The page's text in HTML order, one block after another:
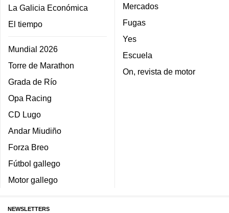
La Galicia Económica
El tiempo
Mundial 2026
Torre de Marathon
Grada de Río
Opa Racing
CD Lugo
Andar Miudiño
Forza Breo
Fútbol gallego
Motor gallego
Mercados
Fugas
Yes
Escuela
On, revista de motor
NEWSLETTERS